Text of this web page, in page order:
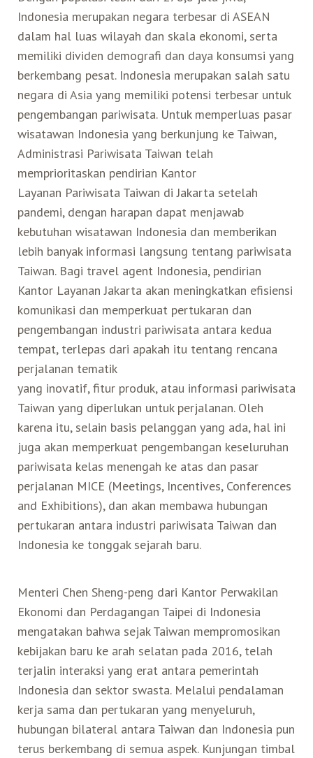
Indonesia merupakan negara terbesar di ASEAN
dalam hal luas wilayah dan skala ekonomi, serta
memiliki dividen demografi dan daya konsumsi yang
berkembang pesat. Indonesia merupakan salah satu
negara di Asia yang memiliki potensi terbesar untuk
pengembangan pariwisata. Untuk memperluas pasar
wisatawan Indonesia yang berkunjung ke Taiwan,
Administrasi Pariwisata Taiwan telah
memprioritaskan pendirian Kantor
Layanan Pariwisata Taiwan di Jakarta setelah
pandemi, dengan harapan dapat menjawab
kebutuhan wisatawan Indonesia dan memberikan
lebih banyak informasi langsung tentang pariwisata
Taiwan. Bagi travel agent Indonesia, pendirian
Kantor Layanan Jakarta akan meningkatkan efisiensi
komunikasi dan memperkuat pertukaran dan
pengembangan industri pariwisata antara kedua
tempat, terlepas dari apakah itu tentang rencana
perjalanan tematik
yang inovatif, fitur produk, atau informasi pariwisata
Taiwan yang diperlukan untuk perjalanan. Oleh
karena itu, selain basis pelanggan yang ada, hal ini
juga akan memperkuat pengembangan keseluruhan
pariwisata kelas menengah ke atas dan pasar
perjalanan MICE (Meetings, Incentives, Conferences
and Exhibitions), dan akan membawa hubungan
pertukaran antara industri pariwisata Taiwan dan
Indonesia ke tonggak sejarah baru.
Menteri Chen Sheng-peng dari Kantor Perwakilan
Ekonomi dan Perdagangan Taipei di Indonesia
mengatakan bahwa sejak Taiwan mempromosikan
kebijakan baru ke arah selatan pada 2016, telah
terjalin interaksi yang erat antara pemerintah
Indonesia dan sektor swasta. Melalui pendalaman
kerja sama dan pertukaran yang menyeluruh,
hubungan bilateral antara Taiwan dan Indonesia pun
terus berkembang di semua aspek. Kunjungan timbal